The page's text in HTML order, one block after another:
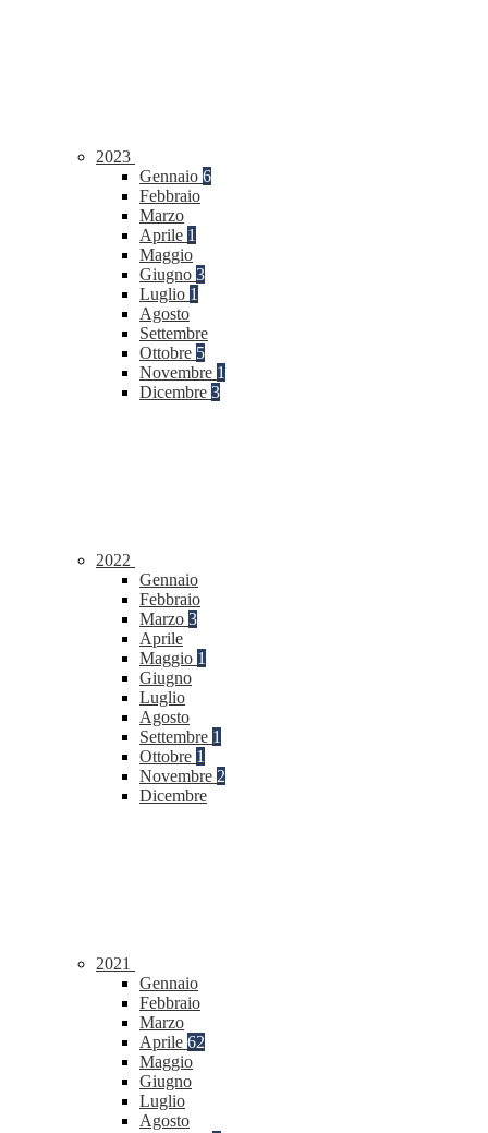
2023
Gennaio 6
Febbraio
Marzo
Aprile 1
Maggio
Giugno 3
Luglio 1
Agosto
Settembre
Ottobre 5
Novembre 1
Dicembre 3
2022
Gennaio
Febbraio
Marzo 3
Aprile
Maggio 1
Giugno
Luglio
Agosto
Settembre 1
Ottobre 1
Novembre 2
Dicembre
2021
Gennaio
Febbraio
Marzo
Aprile 62
Maggio
Giugno
Luglio
Agosto